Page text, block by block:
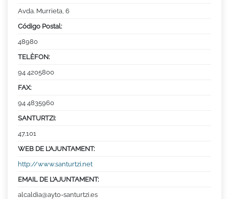
Avda. Murrieta, 6
Código Postal:
48980
TELÈFON:
94 4205800
FAX:
94 4835960
SANTURTZI:
47,101
WEB DE L’AJUNTAMENT:
http://www.santurtzi.net
EMAIL DE L’AJUNTAMENT:
alcaldia@ayto-santurtzi.es